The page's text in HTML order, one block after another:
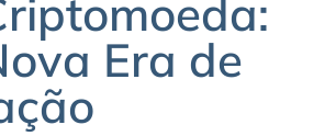
Era de